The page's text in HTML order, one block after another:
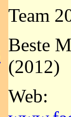
Team
Beste
(2012)
Web: